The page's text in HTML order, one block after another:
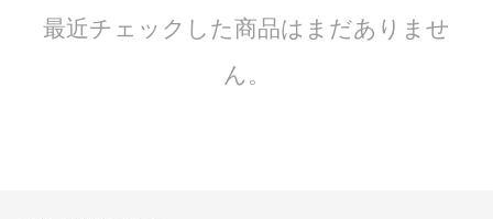
最近チェックした商品はまだありませ
ん。